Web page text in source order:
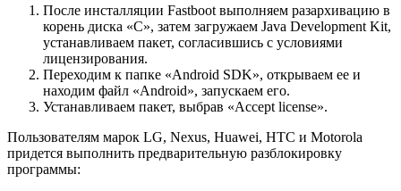
После инсталляции Fastboot выполняем разархивацию в
корень диска «С», затем загружаем Java Development Kit,
устанавливаем пакет, согласившись с условиями
лицензирования.
Переходим к папке «Android SDK», открываем ее и
находим файл «Android», запускаем его.
Устанавливаем пакет, выбрав «Accept license».
Пользователям марок LG, Nexus, Huawei, HTC и Motorola
придется выполнить предварительную разблокировку
программы: